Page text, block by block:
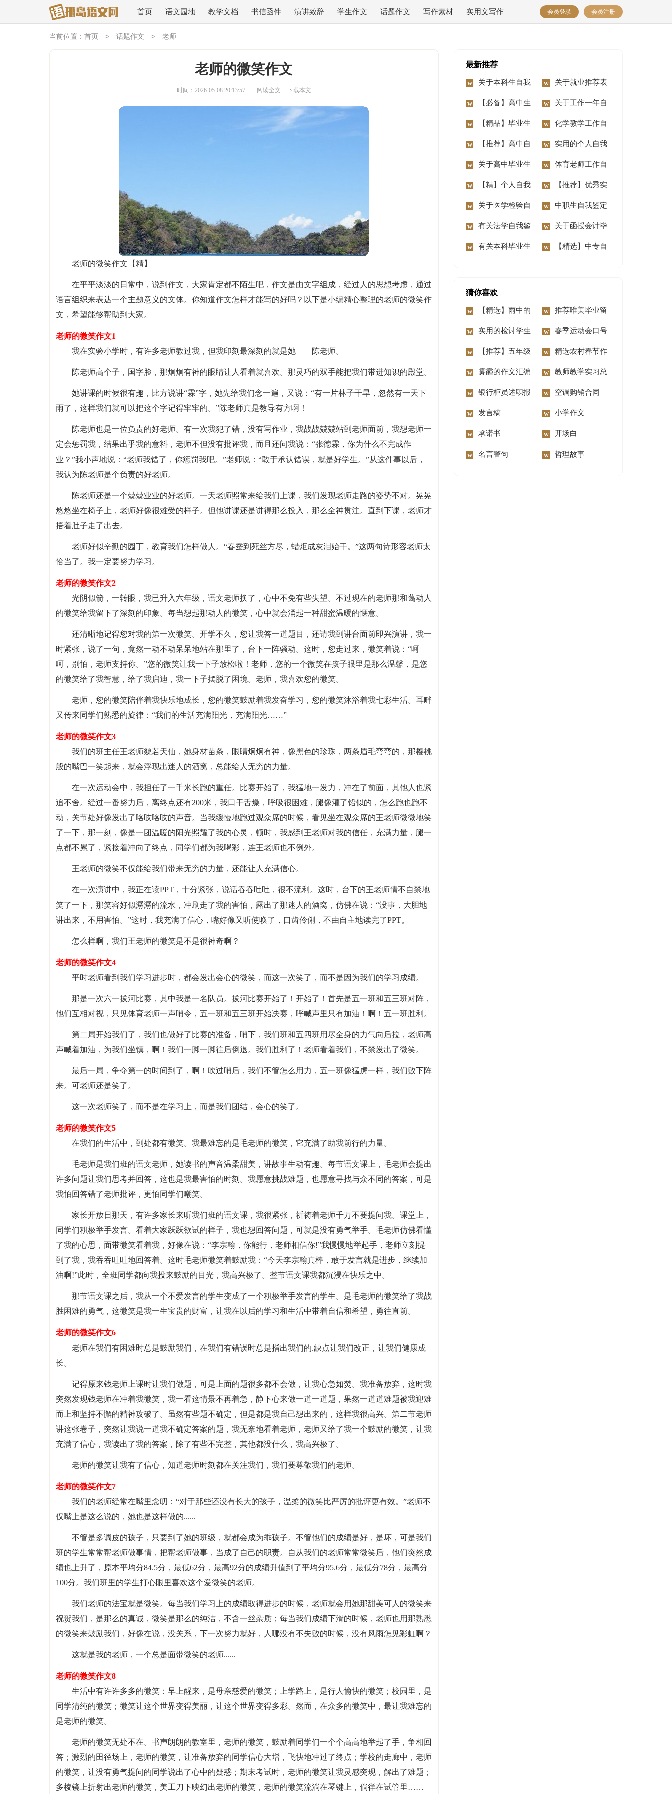
首页 语文园地 教学文档 书信函件 演讲致辞 学生作文 话题作文 写作素材 实用文写作 会员登录 会员注册
当前位置： 首页 > 话题作文 > 老师
老师的微笑作文
时间：2026-05-08 20:13:57 阅读全文 下载本文
老师的微笑作文【精】
在平平淡淡的日常中，说到作文，大家肯定都不陌生吧，作文是由文字组成，经过人的思想考虑，通过
语言组织来表达一个主题意义的文体。你知道作文怎样才能写的好吗？以下是小编精心整理的老师的微笑作
文，希望能够帮助到大家。
老师的微笑作文1
我在实验小学时，有许多老师教过我，但我印刻最深刻的就是她——陈老师。
陈老师高个子，国字脸，那炯炯有神的眼睛让人看着就喜欢。那灵巧的双手能把我们带进知识的殿堂。
她讲课的时候很有趣，比方说讲“霖”字，她先给我们念一遍，又说：“有一片林子干旱，忽然有一天下
雨了，这样我们就可以把这个字记得牢牢的。”陈老师真是教导有方啊！
陈老师也是一位负责的好老师。有一次我犯了错，没有写作业，我战战兢兢站到老师面前，我想老师一
定会惩罚我，结果出乎我的意料，老师不但没有批评我，而且还问我说：“张德霖，你为什么不完成作
业？”我小声地说：“老师我错了，你惩罚我吧。”老师说：“敢于承认错误，就是好学生。”从这件事以后，
我认为陈老师是个负责的好老师。
陈老师还是一个兢兢业业的好老师。一天老师照常来给我们上课，我们发现老师走路的姿势不对。晃晃
悠悠坐在椅子上，老师好像很难受的样子。但他讲课还是讲得那么投入，那么全神贯注。直到下课，老师才
捂着肚子走了出去。
老师好似辛勤的园丁，教育我们怎样做人。“春蚕到死丝方尽，蜡炬成灰泪始干。”这两句诗形容老师太
恰当了。我一定要努力学习。
老师的微笑作文2
光阴似箭，一转眼，我已升入六年级，语文老师换了，心中不免有些失望。不过现在的老师那和蔼动人
的微笑给我留下了深刻的印象。每当想起那动人的微笑，心中就会涌起一种甜蜜温暖的惬意。
还清晰地记得您对我的第一次微笑。开学不久，您让我答一道题目，还请我到讲台面前即兴演讲，我一
时紧张，说了一句，竟然一动不动呆呆地站在那里了，台下一阵骚动。这时，您走过来，微笑着说：“呵
呵，别怕，老师支持你。”您的微笑让我一下子放松啦！老师，您的一个微笑在孩子眼里是那么温馨，是您
的微笑给了我智慧，给了我启迪，我一下子摆脱了困境。老师，我喜欢您的微笑。
老师，您的微笑陪伴着我快乐地成长，您的微笑鼓励着我发奋学习，您的微笑沐浴着我七彩生活。耳畔
又传来同学们熟悉的旋律：“我们的生活充满阳光，充满阳光……”
老师的微笑作文3
我们的班主任王老师貌若天仙，她身材苗条，眼睛炯炯有神，像黑色的珍珠，两条眉毛弯弯的，那樱桃
般的嘴巴一笑起来，就会浮现出迷人的酒窝，总能给人无穷的力量。
在一次运动会中，我担任了一千米长跑的重任。比赛开始了，我猛地一发力，冲在了前面，其他人也紧
追不舍。经过一番努力后，离终点还有200米，我口干舌燥，呼吸很困难，腿像灌了铅似的，怎么跑也跑不
动，关节处好像发出了咯吱咯吱的声音。当我缓慢地跑过观众席的时候，看见坐在观众席的王老师微微地笑
了一下，那一刻，像是一团温暖的阳光照耀了我的心灵，顿时，我感到王老师对我的信任，充满力量，腿一
点都不累了，紧接着冲向了终点，同学们都为我喝彩，连王老师也不例外。
王老师的微笑不仅能给我们带来无穷的力量，还能让人充满信心。
在一次演讲中，我正在读PPT，十分紧张，说话吞吞吐吐，很不流利。这时，台下的王老师情不自禁地
笑了一下，那笑容好似潺潺的流水，冲刷走了我的害怕，露出了那迷人的酒窝，仿佛在说：“没事，大胆地
讲出来，不用害怕。”这时，我充满了信心，嘴好像又听使唤了，口齿伶俐，不由自主地读完了PPT。
怎么样啊，我们王老师的微笑是不是很神奇啊？
老师的微笑作文4
平时老师看到我们学习进步时，都会发出会心的微笑，而这一次笑了，而不是因为我们的学习成绩。
那是一次六一拔河比赛，其中我是一名队员。拔河比赛开始了！开始了！首先是五一班和五三班对阵，
他们互相对视，只见体育老师一声哨令，五一班和五三班开始决赛，呼喊声里只有加油！啊！五一班胜利。
第二局开始我们了，我们也做好了比赛的准备，哨下，我们班和五四班用尽全身的力气向后拉，老师高
声喊着加油，为我们坐镇，啊！我们一脚一脚往后倒退。我们胜利了！老师看着我们，不禁发出了微笑。
最后一局，争夺第一的时间到了，啊！吹过哨后，我们不管怎么用力，五一班像猛虎一样，我们败下阵
来。可老师还是笑了。
这一次老师笑了，而不是在学习上，而是我们团结，会心的笑了。
老师的微笑作文5
在我们的生活中，到处都有微笑。我最难忘的是毛老师的微笑，它充满了助我前行的力量。
毛老师是我们班的语文老师，她读书的声音温柔甜美，讲故事生动有趣。每节语文课上，毛老师会提出
许多问题让我们思考并回答，这也是我最害怕的时刻。我愿意挑战难题，也愿意寻找与众不同的答案，可是
我怕回答错了老师批评，更怕同学们嘲笑。
家长开放日那天，有许多家长来听我们班的语文课，我很紧张，祈祷着老师千万不要提问我。课堂上，
同学们积极举手发言。看着大家跃跃欲试的样子，我也想回答问题，可就是没有勇气举手。毛老师仿佛看懂
了我的心思，面带微笑看着我，好像在说：“李宗翰，你能行，老师相信你!”我慢慢地举起手，老师立刻提
到了我，我吞吞吐吐地回答着。这时毛老师微笑着鼓励我：“今天李宗翰真棒，敢于发言就是进步，继续加
油啊!”此时，全班同学都向我投来鼓励的目光，我高兴极了。整节语文课我都沉浸在快乐之中。
那节语文课之后，我从一个不爱发言的学生变成了一个积极举手发言的学生。是毛老师的微笑给了我战
胜困难的勇气，这微笑是我一生宝贵的财富，让我在以后的学习和生活中带着自信和希望，勇往直前。
老师的微笑作文6
老师在我们有困难时总是鼓励我们，在我们有错误时总是指出我们的.缺点让我们改正，让我们健康成
长。
记得原来钱老师上课时让我们做题，可是上面的题很多都不会做，让我心急如焚。我准备放弃，这时我
突然发现钱老师在冲着我微笑，我一看这情景不再着急，静下心来做一道一道题，果然一道道难题被我迎难
而上和坚持不懈的精神攻破了。虽然有些题不确定，但是都是我自己想出来的，这样我很高兴。第二节老师
讲这张卷子，突然让我说一道我不确定答案的题，我无奈地看着老师，老师又给了我一个鼓励的微笑，让我
充满了信心，我读出了我的答案，除了有些不完整，其他都没什么，我高兴极了。
老师的微笑让我有了信心，知道老师时刻都在关注我们，我们要尊敬我们的老师。
老师的微笑作文7
我们的老师经常在嘴里念叨：“对于那些还没有长大的孩子，温柔的微笑比严厉的批评更有效。”老师不
仅嘴上是这么说的，她也是这样做的......
不管是多调皮的孩子，只要到了她的班级，就都会成为乖孩子。不管他们的成绩是好，是坏，可是我们
班的学生常常帮老师做事情，把帮老师做事，当成了自己的职责。自从我们的老师常常微笑后，他们突然成
绩也上升了，原本平均分84.5分，最低62分，最高92分的成绩升值到了平均分95.6分，最低分78分，最高分
100分。我们班里的学生打心眼里喜欢这个爱微笑的老师。
我们老师的法宝就是微笑。每当我们学习上的成绩取得进步的时候，老师就会用她那甜美可人的微笑来
祝贺我们，是那么的真诚，微笑是那么的纯洁，不含一丝杂质；每当我们成绩下滑的时候，老师也用那熟悉
的微笑来鼓励我们，好像在说，没关系，下一次努力就好，人哪没有不失败的时候，没有风雨怎见彩虹啊？
这就是我的老师，一个总是面带微笑的老师......
老师的微笑作文8
生活中有许许多多的微笑：早上醒来，是母亲慈爱的微笑；上学路上，是行人愉快的微笑；校园里，是
同学清纯的微笑；微笑让这个世界变得美丽，让这个世界变得多彩。然而，在众多的微笑中，最让我难忘的
是老师的微笑。
老师的微笑无处不在。书声朗朗的教室里，老师的微笑，鼓励着同学们一个个高高地举起了手，争相回
答；激烈的田径场上，老师的微笑，让准备放弃的同学信心大增，飞快地冲过了终点；学校的走廊中，老师
的微笑，让没有勇气提问的同学说出了心中的疑惑；期末考试时，老师的微笑让我灵感突现，解出了难题；
多棱镜上折射出老师的微笑，美工刀下映幻出老师的微笑，老师的微笑流淌在琴键上，倘徉在试管里……
最新推荐
关于本科生自我
鉴定3篇
关于就业推荐表
自我鉴定三篇
【必备】高中生
自我鉴定三篇
关于工作一年自
我鉴定集锦七篇
【精品】毕业生
自我鉴定模板集锦七
篇
化学教学工作自
我鉴定
【推荐】高中自
我鉴定三篇
实用的个人自我
鉴定4篇
关于高中毕业生
的自我鉴定集合五篇
体育老师工作自
我鉴定
【精】个人自我
鉴定11篇
【推荐】优秀实
习生自我鉴定三篇
关于医学检验自
我鉴定4篇
中职生自我鉴定
3篇
有关法学自我鉴
定四篇
关于函授会计毕
业生自我鉴定三篇
有关本科毕业生 【精选】中专自
猜你喜欢
【精选】雨中的
感动的作文合集9篇
推荐唯美毕业留
言大全（精选70
句）
实用的检讨学生
的检讨书范文汇总九
篇
春季运动会口号
【推荐】五年级
优秀作文汇总5篇
精选农村春节作
文合集八篇
雾霾的作文汇编
4篇
教师教学实习总
结
银行柜员述职报
告
空调购销合同
发言稿 小学作文
承诺书 开场白
名言警句 哲理故事